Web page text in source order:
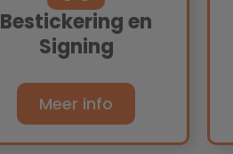
Bestickering en
Signing
Meer info